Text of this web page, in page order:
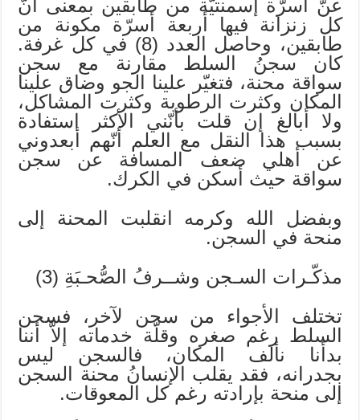
عنّ أسرّة إسمنتيّة من طابقين بمعنى أنّ
كل زنزانة فيها أربعة أسرّة مكونة من
طابقين، وحاصل العدد (8) في كل غرفة.
كان سجنُ السلط مقارنة مع سجن
سواقة محنة، فتغيّر علينا الجو وضاق علينا
المكان وكثرت الرطوبة وكثرت المشاكل،
ولا أبالغ إن قلت بأنّني الأكثر استفادة
بسبب هذا النقل مع العلم أنّهم أبعدوني
عن أهلي ضعف المسافة عن سجن
سواقة حيث أسكن في الكرك.
وبفضل الله وكرمه انقلبت المحنة إلى
منحة في السجن.
مذكّـرات السـجن وشــرفُ الصُّحـبَةِ (3)
تختلف الأجواء من سجن لآخر، فسجن
السلط رغم صغره وقلّة خدماته إلاَّ أننا
بدأنا نألف المكان، فالسجن ليس
بجدرانه، فقد يقلب الإنسانُ محنة السجن
إلى منحة بإرادته رغم كل المعوقات.